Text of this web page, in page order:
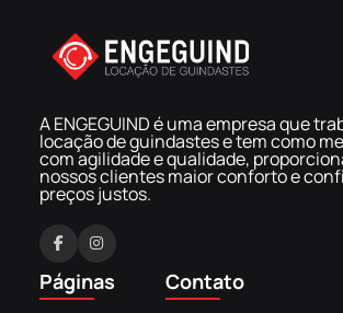
A ENGEGUIND é uma empresa que
locação de guindastes e tem como
com agilidade e qualidade,
nossos clientes maior conforto e
preços justos.
F
a
c
I
n
Páginas Contato